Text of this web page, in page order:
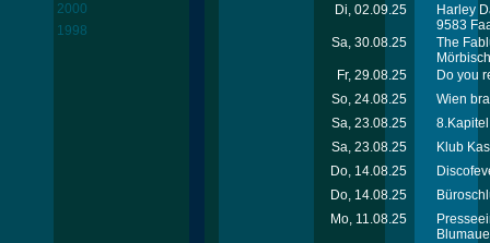
2000
1998
Di, 02.09.25
Harley
9583
Sa, 30.08.25
The
Mörbisch
Fr, 29.08.25
Do you
So, 24.08.25
Wien
Sa, 23.08.25
Sa, 23.08.25
Klub
Do, 14.08.25
Do, 14.08.25
Mo, 11.08.25